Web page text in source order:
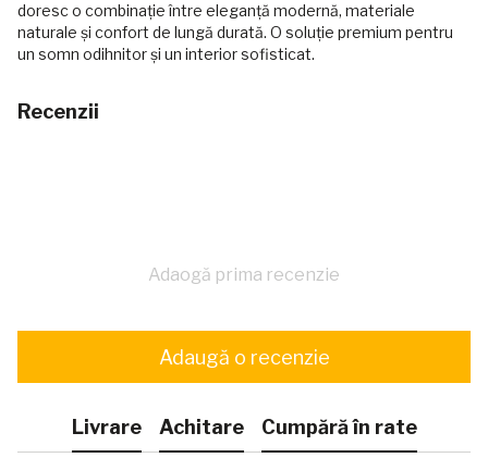
doresc o combinație între eleganță modernă, materiale
naturale și confort de lungă durată. O soluție premium pentru
un somn odihnitor și un interior sofisticat.
Recenzii
Adaogă prima recenzie
Adaugă o recenzie
Livrare Achitare Cumpără în rate